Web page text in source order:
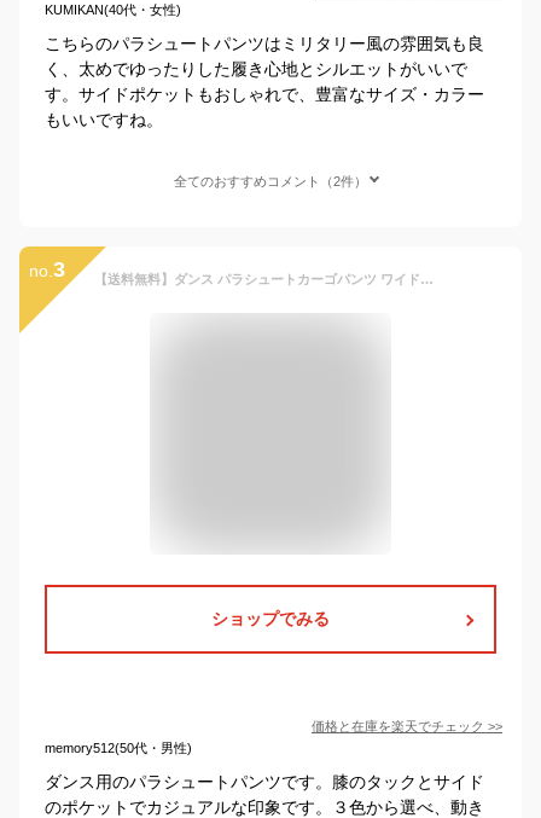
KUMIKAN(40代・女性)
こちらのパラシュートパンツはミリタリー風の雰囲気も良
く、太めでゆったりした履き心地とシルエットがいいで
す。サイドポケットもおしゃれで、豊富なサイズ・カラー
もいいですね。
全てのおすすめコメント（2件）
no. 3 【送料無料】ダンス パラシュートカーゴパンツ ワイドパンツ ゆったり パンツ パラシュートパンツ 速乾 ロングパンツ メンズ カーゴパンツ
ショップでみる
価格と在庫を楽天でチェック >>
memory512(50代・男性)
ダンス用のパラシュートパンツです。膝のタックとサイド
のポケットでカジュアルな印象です。３色から選べ、動き